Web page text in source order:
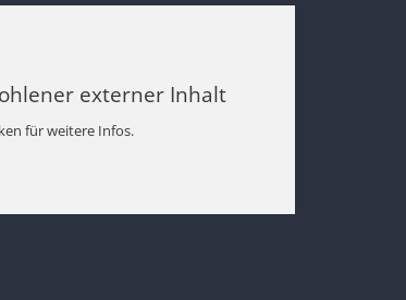
externer Inhalt
für weitere Infos.